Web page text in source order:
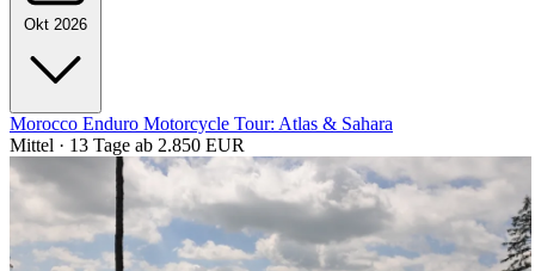
Okt 2026
Morocco Enduro Motorcycle Tour: Atlas & Sahara
Mittel · 13 Tage ab 2.850 EUR